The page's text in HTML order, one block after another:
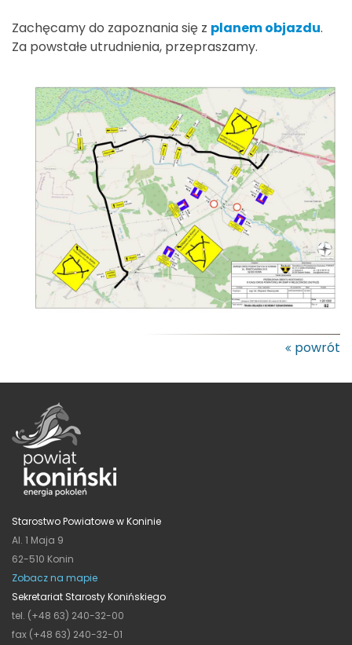
Zachęcamy do zapoznania się z planem objazdu.
Za powstałe utrudnienia, przepraszamy.
powrót
Starostwo Powiatowe w Koninie
Al. 1 Maja 9
62-510 Konin
Zobacz na mapie
Sekretariat Starosty Konińskiego
tel. (+48 63) 240-32-00
fax (+48 63) 240-32-01